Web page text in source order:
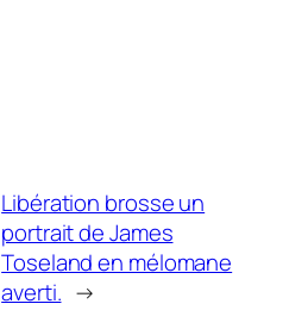
Libération brosse un
portrait de James
Toseland en mélomane
averti. →